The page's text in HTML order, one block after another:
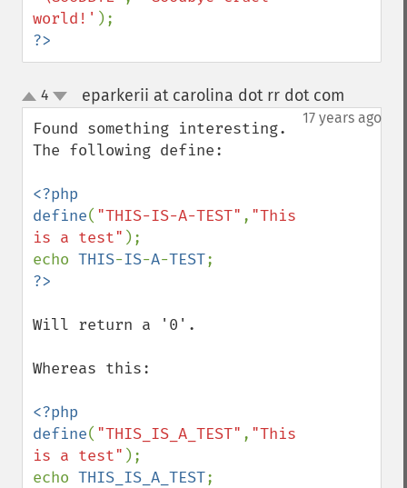
world!'
?>
up
down
4 eparkerii at carolina dot rr dot com
17 years ago
Found something interesting.
The following define:
<?php
define( "THIS-IS-A-TEST" , "This
is a test" );
echo THIS-IS-A-TEST
Will return a '0'.
Whereas this:
<?php
define( "THIS_IS_A_TEST" , "This
is a test" );
echo THIS_IS_A_TEST